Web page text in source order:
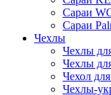
Сараи
Сараи
Чехлы
Чехлы
Чехлы
Чехол
Чехлы-